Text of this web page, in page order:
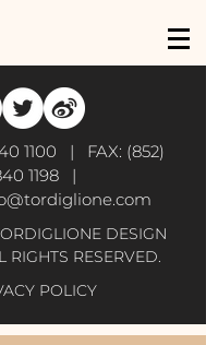
1100 | FAX: (852)
1198|
DESIGN
RIGHTS RESERVED.
POLICY